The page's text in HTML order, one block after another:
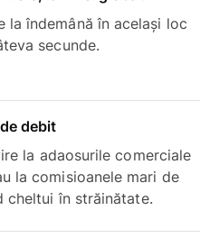
la îndemână în același loc
secunde.
debit
la adaosurile comerciale
la comisioanele mari de
cheltui în străinătate.